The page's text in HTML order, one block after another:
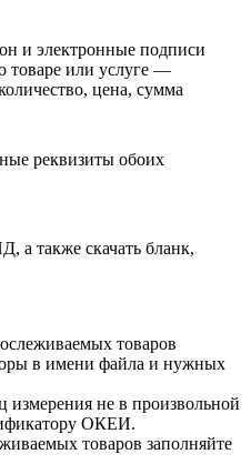
и электронные подписи
или услуге —
цена, сумма
реквизиты обоих
а также скачать бланк,
товаров
в имени файла и нужных
измерения не в произвольной
ОКЕИ.
товаров заполняйте